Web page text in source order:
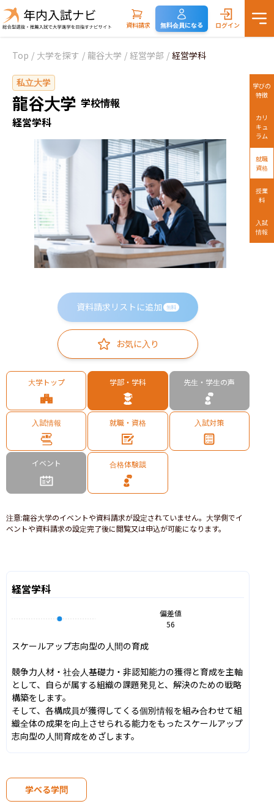
資料請求 無料会員になる ログイン
Top / 大学を探す / 龍谷大学 / 経営学部 / 経営学科
私立大学
龍谷大学 学校情報
経営学科
資料請求リストに追加 無料
お気に入り
大学トップ 学部・学科 先生・学生の声
入試情報 就職・資格 入試対策
イベント 合格体験談
注意:龍谷大学のイベントや資料請求が設定されていません。大学側でイ
ベントや資料請求の設定完了後に閲覧又は申込が可能になります。
経営学科
偏差値
56
スケールアップ志向型の人間の育成
競争力人材・社会人基礎力・非認知能力の獲得と育成を主軸
として、自らが属する組織の課題発見と、解決のための戦略
構築をします。
そして、各構成員が獲得してくる個別情報を組み合わせて組
織全体の成果を向上させられる能力をもったスケールアップ
志向型の人間育成をめざします。
学べる学問
学びの
特徴
カリ
キュ
ラム
就職
資格
授業
料
入試
情報